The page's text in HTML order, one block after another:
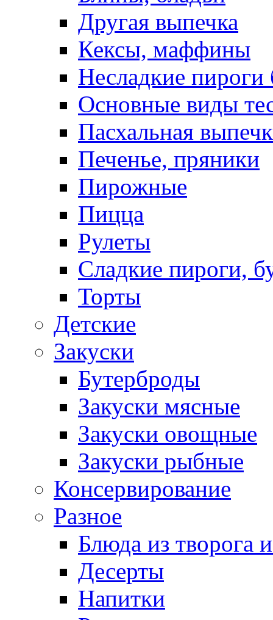
Другая выпечка
Кексы, маффины
Несладкие пироги
Основные виды
Пасхальная
Печенье, пряники
Пирожные
Пицца
Рулеты
Сладкие пироги,
Торты
Детские
Закуски
Бутерброды
Закуски мясные
Закуски овощные
Закуски рыбные
Консервирование
Разное
Блюда из творога
Десерты
Напитки